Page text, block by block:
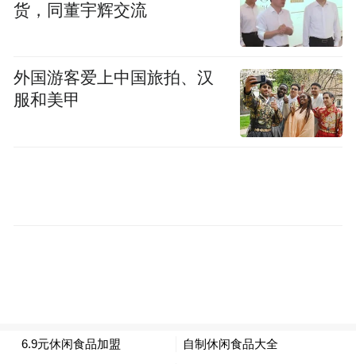
开业的首家城市酒店。
货，同董宇辉交流
外国游客爱上中国旅拍、汉
服和美甲